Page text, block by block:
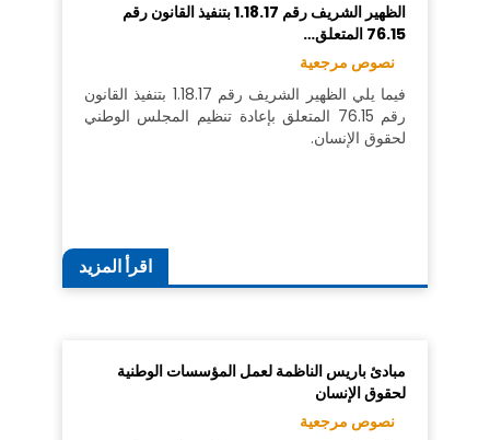
الظهير الشريف رقم 1.18.17 بتنفيذ القانون رقم
76.15 المتعلق…
نصوص مرجعية
فيما يلي الظهير الشريف رقم 1.18.17 بتنفيذ القانون
رقم 76.15 المتعلق بإعادة تنظيم المجلس الوطني
لحقوق الإنسان.
اقرأ المزيد
مبادئ باريس الناظمة لعمل المؤسسات الوطنية
لحقوق الإنسان
نصوص مرجعية